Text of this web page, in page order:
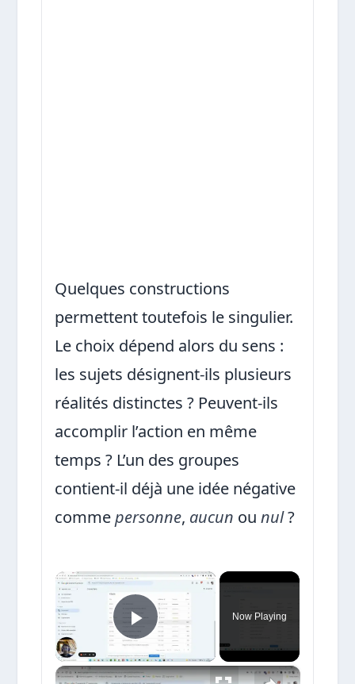
Quelques constructions
permettent toutefois le singulier.
Le choix dépend alors du sens :
les sujets désignent-ils plusieurs
réalités distinctes ? Peuvent-ils
accomplir l’action en même
temps ? L’un des groupes
contient-il déjà une idée négative
commepersonne, aucun ounul?
×
Play Video
Now Playing
×